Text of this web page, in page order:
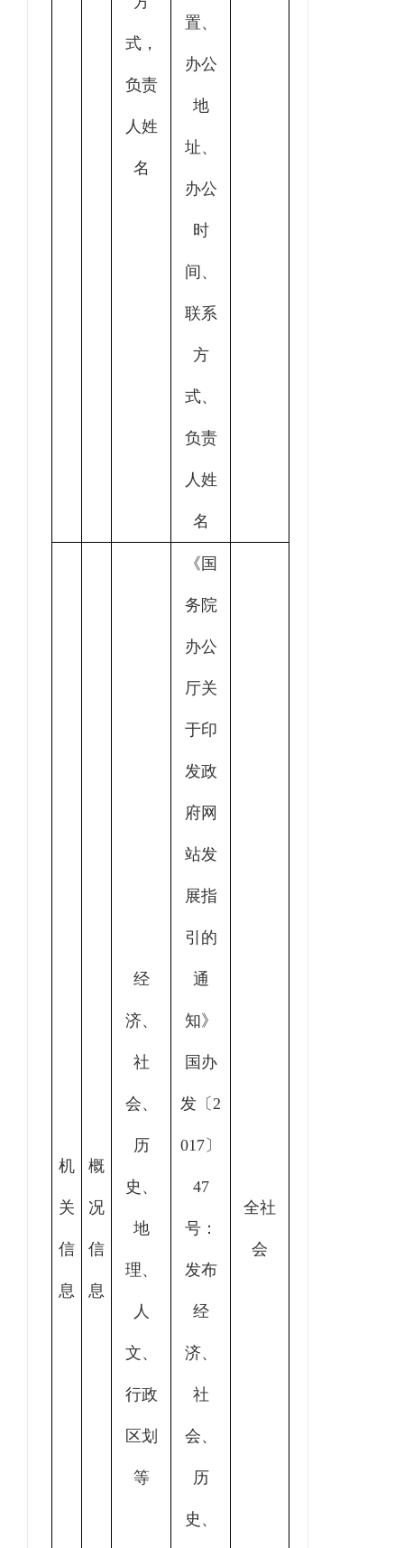
式，
负责
人姓
名
置、
办公
地
址、
办公
时
间、
联系
方
式、
负责
人姓
名
机
关
信
息
概
况
信
息
经
济、
社
会、
历
史、
地
理、
人
文、
行政
区划
等
《国
务院
办公
厅关
于印
发政
府网
站发
展指
引的
通
知》
国办
发〔2
017〕
47
号：
发布
经
济、
社
会、
历
史、
全社
会